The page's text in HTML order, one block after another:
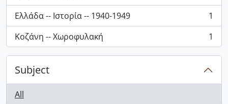
Ελλάδα -- Ιστορία -- 1940-1949
, 1 results
1
Κοζάνη -- Χωροφυλακή
, 1 results 1
Subject
All